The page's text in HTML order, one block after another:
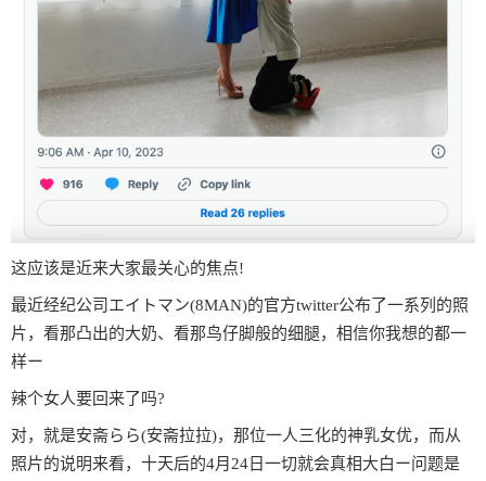
这应该是近来大家最关心的焦点!
最近经纪公司エイトマン(8MAN)的官方twitter公布了一系列的照
片，看那凸出的大奶、看那鸟仔脚般的细腿，相信你我想的都一
样ー
辣个女人要回来了吗?
对，就是安斋らら(安斋拉拉)，那位一人三化的神乳女优，而从
照片的说明来看，十天后的4月24日一切就会真相大白ー问题是